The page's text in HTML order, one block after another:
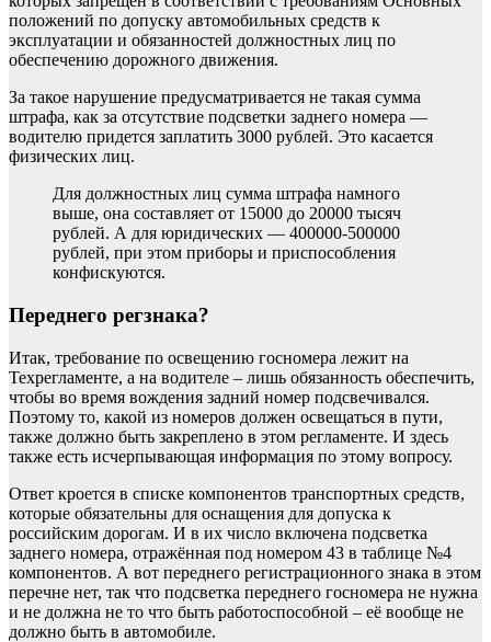
положений по допуску автомобильных средств к
эксплуатации и обязанностей должностных лиц по
обеспечению дорожного движения.
За такое нарушение предусматривается не такая сумма
штрафа, как за отсутствие подсветки заднего номера —
водителю придется заплатить 3000 рублей. Это касается
физических лиц.
Для должностных лиц сумма штрафа намного
выше, она составляет от 15000 до 20000 тысяч
рублей. А для юридических — 400000-500000
рублей, при этом приборы и приспособления
конфискуются.
Переднего регзнака?
Итак, требование по освещению госномера лежит на
Техрегламенте, а на водителе – лишь обязанность обеспечить,
чтобы во время вождения задний номер подсвечивался.
Поэтому то, какой из номеров должен освещаться в пути,
также должно быть закреплено в этом регламенте. И здесь
также есть исчерпывающая информация по этому вопросу.
Ответ кроется в списке компонентов транспортных средств,
которые обязательны для оснащения для допуска к
российским дорогам. И в их число включена подсветка
заднего номера, отражённая под номером 43 в таблице №4
компонентов. А вот переднего регистрационного знака в этом
перечне нет, так что подсветка переднего госномера не нужна
и не должна не то что быть работоспособной – её вообще не
должно быть в автомобиле.